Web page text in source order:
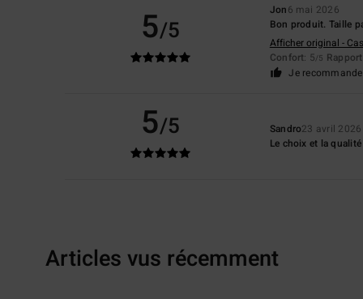
5/5
Jon6 mai 2026
Bon produit. Taille
Afficher original -
Confort: 5/5
Je
5/5 Sandro23 avril 2026
Le choix et la qualité
Articles vus récemment